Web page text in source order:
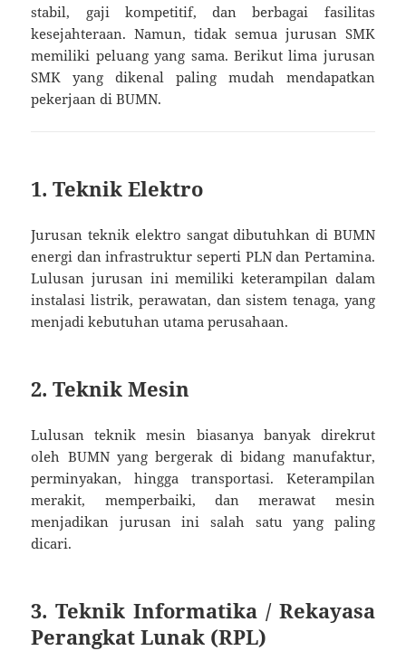
stabil, gaji kompetitif, dan berbagai fasilitas
kesejahteraan. Namun, tidak semua jurusan SMK
memiliki peluang yang sama. Berikut lima jurusan
SMK yang dikenal paling mudah mendapatkan
pekerjaan di BUMN.
1.Teknik Elektro
Jurusan teknik elektro sangat dibutuhkan di BUMN
energi dan infrastruktur seperti PLN dan Pertamina.
Lulusan jurusan ini memiliki keterampilan dalam
instalasi listrik, perawatan, dan sistem tenaga, yang
menjadi kebutuhan utama perusahaan.
2.Teknik Mesin
Lulusan teknik mesin biasanya banyak direkrut
oleh BUMN yang bergerak di bidang manufaktur,
perminyakan, hingga transportasi. Keterampilan
merakit, memperbaiki, dan merawat mesin
menjadikan jurusan ini salah satu yang paling
dicari.
3.Teknik Informatika / Rekayasa
Perangkat Lunak (RPL)